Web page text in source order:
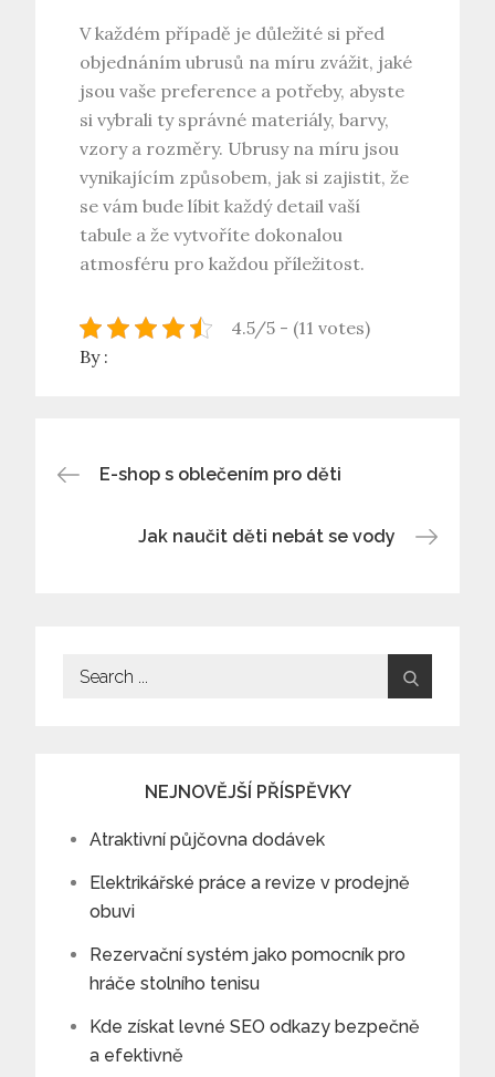
V každém případě je důležité si před
objednáním ubrusů na míru zvážit, jaké
jsou vaše preference a potřeby, abyste
si vybrali ty správné materiály, barvy,
vzory a rozměry. Ubrusy na míru jsou
vynikajícím způsobem, jak si zajistit, že
se vám bude líbit každý detail vaší
tabule a že vytvoříte dokonalou
atmosféru pro každou příležitost.
4.5/5 - (11 votes)
By :
Navigace
E-shop s oblečením pro děti
Jak naučit děti nebát se vody
Search
NEJNOVĚJŠÍ PŘÍSPĚVKY
Atraktivní půjčovna dodávek
Elektrikářské práce a revize v prodejně
obuvi
Rezervační systém jako pomocník pro
hráče stolního tenisu
Kde získat levné SEO odkazy bezpečně
a efektivně